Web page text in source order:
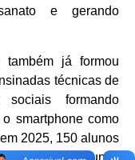
e gerando
já formou
técnicas de
formando
smartphone como
2025, 150 alunos
de 500 alunos